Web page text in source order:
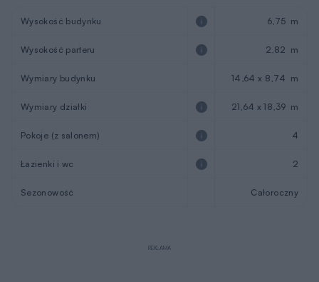
Wysokość budynku 6,75 m
Wysokość parteru 2,82 m
Wymiary budynku 14,64 x 8,74 m
Wymiary działki 21,64 x 18,39 m
Pokoje (z salonem) 4
Łazienki i wc 2
Sezonowość Całoroczny
REKLAMA